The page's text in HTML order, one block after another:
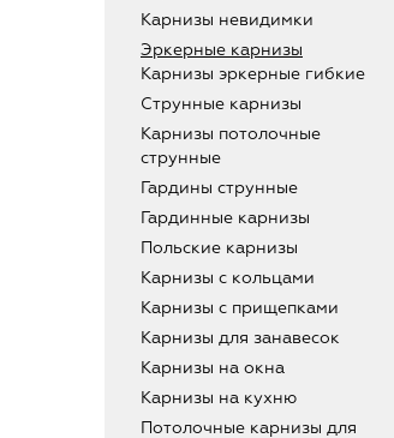
Карнизы невидимки
Эркерные карнизы
Карнизы эркерные гибкие
Струнные карнизы
Карнизы потолочные
струнные
Гардины струнные
Гардинные карнизы
Польские карнизы
Карнизы с кольцами
Карнизы с прищепками
Карнизы для занавесок
Карнизы на окна
Карнизы на кухню
Потолочные карнизы для